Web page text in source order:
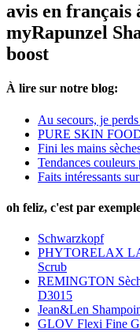
avis en français
myRapunzel
boost
À lire sur notre blog:
Au secours, je
PURE SKIN
Fini les mains
Tendances couleurs
Faits intéressants
oh feliz, c'est par
Schwarzkopf
PHYTORELAX
Scrub
REMINGTON
D3015
Jean&Len
GLOV Flexi Fine